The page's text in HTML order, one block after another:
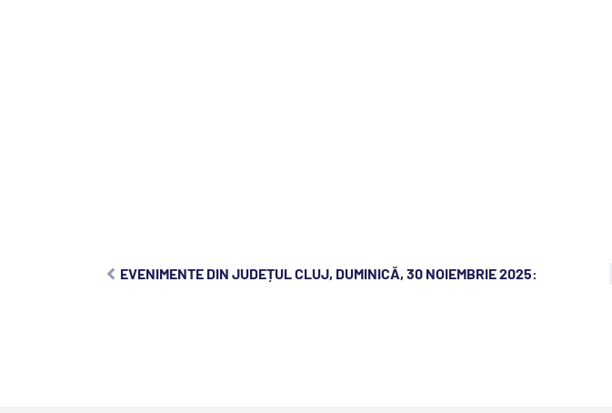
EVENIMENTE DIN JUDEȚUL CLUJ, DUMINICĂ, 30 NOIEMBRIE 2025: